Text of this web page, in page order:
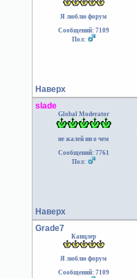
Я люблю форум
Сообщений: 7109
Пол:
Наверх
slade
Global Moderator
не жалей ни о чем
Сообщений: 7761
Пол:
Наверх
Grade7
Канцлер
Я люблю форум
Сообщений: 7109